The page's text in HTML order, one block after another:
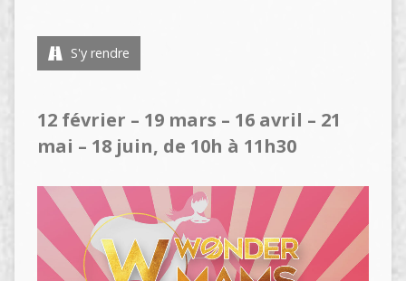
S'y rendre
12 février – 19 mars – 16 avril – 21
mai – 18 juin, de 10h à 11h30